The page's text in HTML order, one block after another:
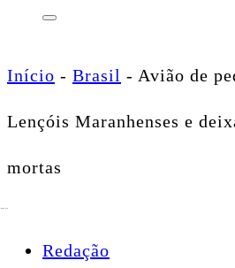
for:
Início - Brasil - Avião de
Lençóis Maranhenses e
mortas
Redação